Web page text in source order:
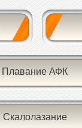
Плавание АФК
Скалолазание